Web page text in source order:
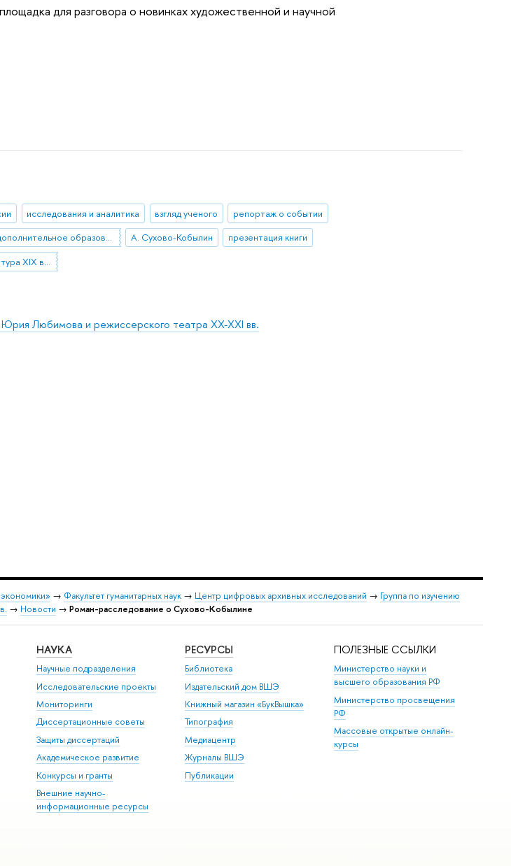
для разговора о новинках художественной и научной
исследования и аналитика взгляд ученого
репортаж о событии
дополнительное образование А. Сухово-Кобылин
презентация книги
русская литература XIX века
Юрия Любимова и режиссерского театра XX-XXI вв.
→ Факультет гуманитарных наук → Центр цифровых архивных исследований → Группа по изучению
→ Новости → Роман-расследование о Сухово-Кобылине
НАУКА
Научные подразделения
Исследовательские проекты
Мониторинги
Диссертационные советы
Защиты диссертаций
Академическое развитие
Конкурсы и гранты
Внешние научно-
информационные ресурсы
РЕСУРСЫ
Библиотека
Издательский дом ВШЭ
Книжный магазин «БукВышка»
Типография
Медиацентр
Журналы ВШЭ
Публикации
ПОЛЕЗНЫЕ ССЫЛКИ
Министерство науки и
высшего образования РФ
Министерство просвещения
РФ
Массовые открытые онлайн-
курсы